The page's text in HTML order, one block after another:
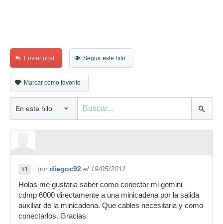
Enviar post Seguir este hilo
Marcar como favorito
#1 por diegoc92 el 19/05/2011
Holas me gustaria saber como conectar mi gemini
cdmp 6000 directamente a una minicadena por la salida
auxiliar de la minicadena. Que cables necesitaria y como
conectarlos. Gracias